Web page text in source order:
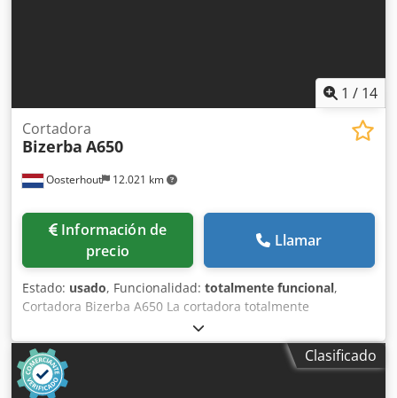
1 / 14
Oosterhout 12.021 km
Cortadora
Bizerba A650
Información de
precio
Llamar
Estado: usado, Funcionalidad: totalmente funcional,
Cortadora Bizerba A650 La cortadora totalmente
automática Bizerba Scaleroline A650 es una máquina
cortadora vertical especialmente diseñada para cortar
carne, aves de corral, pescado, queso y embutidos. Esta
cortadora industrial es adecuada tanto para productos
Clasificado